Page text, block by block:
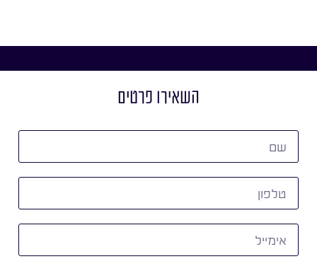
השאירו פרטים